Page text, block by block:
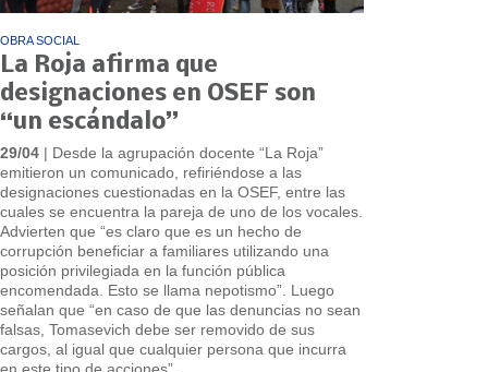
OBRA SOCIAL
La Roja afirma que
designaciones en OSEF son
“un escándalo”
29/04 | Desde la agrupación docente “La Roja”
emitieron un comunicado, refiriéndose a las
designaciones cuestionadas en la OSEF, entre las
cuales se encuentra la pareja de uno de los vocales.
Advierten que “es claro que es un hecho de
corrupción beneficiar a familiares utilizando una
posición privilegiada en la función pública
encomendada. Esto se llama nepotismo”. Luego
señalan que “en caso de que las denuncias no sean
falsas, Tomasevich debe ser removido de sus
cargos, al igual que cualquier persona que incurra
en este tipo de acciones”.